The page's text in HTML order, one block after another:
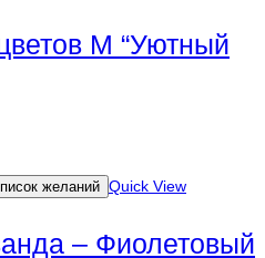
M “Уютный
желаний Quick View
– Фиолетовый